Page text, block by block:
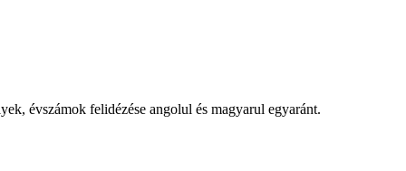
évszámok felidézése angolul és magyarul egyaránt.